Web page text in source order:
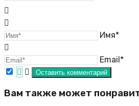
Имя*
Email*
Вам также может